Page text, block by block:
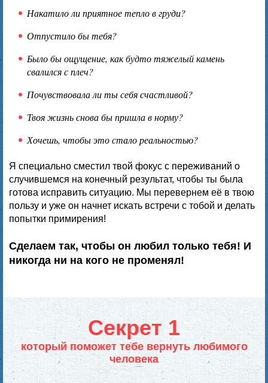
Накатило ли приятное тепло в груди?
Отпустило бы тебя?
Было бы ощущение, как будто тяжелый камень
свалился с плеч?
Почувствовала ли ты себя счастливой?
Твоя жизнь снова бы пришла в норму?
Хочешь, чтобы это стало реальностью?
Я специально сместил твой фокус с переживаний о
случившемся на конечный результат, чтобы ты была
готова исправить ситуацию. Мы перевернем её в твою
пользу и уже он начнет искать встречи с тобой и делать
попытки примирения!
Сделаем так, чтобы он любил только тебя! И
никогда ни на кого не променял!
Секрет 1
который поможет тебе вернуть любимого
человека